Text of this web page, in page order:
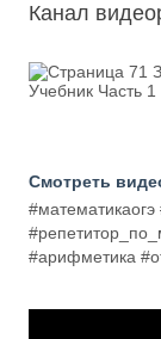
Канал
Смотреть
#математикаогэ
#арифметика